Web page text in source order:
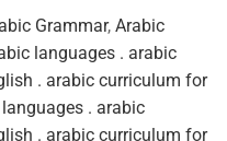
Grammar, Arabic
languages . arabic
. arabic curriculum for
. arabic
. arabic curriculum for